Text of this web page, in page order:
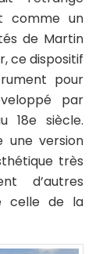
comme un
de Martin
ce dispositif
pour
par
18e siècle.
une version
très
d’autres
celle de la